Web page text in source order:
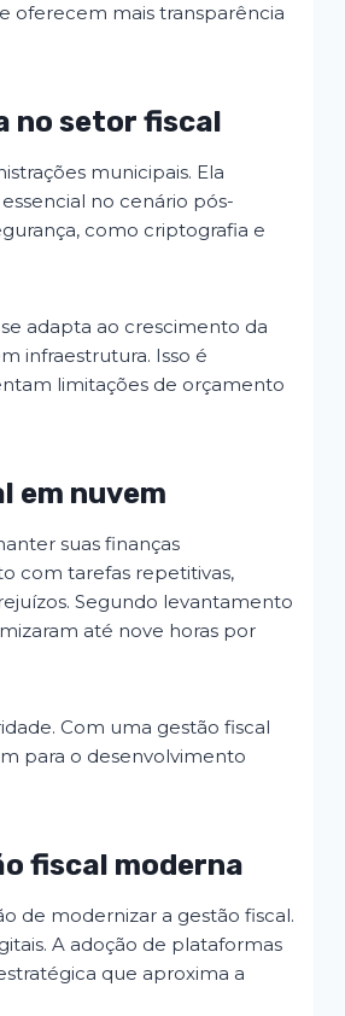
oferecem mais transparência
no setor fiscal
municipais. Ela
no cenário pós-
como criptografia e
adapta ao crescimento da
infraestrutura. Isso é
limitações de orçamento
em nuvem
suas finanças
com tarefas repetitivas,
Segundo levantamento
até nove horas por
Com uma gestão fiscal
para o desenvolvimento
fiscal moderna
de modernizar a gestão fiscal.
A adoção de plataformas
que aproxima a